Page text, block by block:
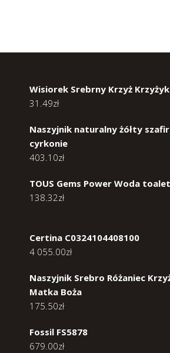
Wisiorek Srebrny Krzyż
31.49zł
Naszyjnik naturalny żółty
cyrkonie
403.10zł
TOUS Gems Power Woda
138.32zł
Certina C0324104408100
4 055.00zł
Naszyjnik Srebro Różaniec
Matka Boża
175.50zł
Fossil FS5878
679.00zł